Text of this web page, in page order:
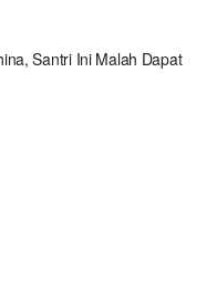
Santri Ini Malah Dapat